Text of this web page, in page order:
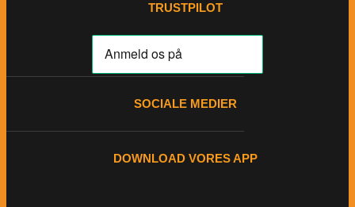
TRUSTPILOT
SOCIALE MEDIER
DOWNLOAD VORES APP